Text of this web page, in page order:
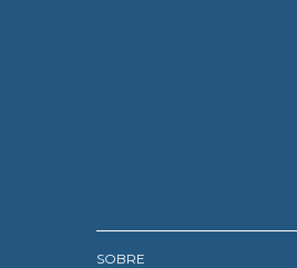
SOBRE